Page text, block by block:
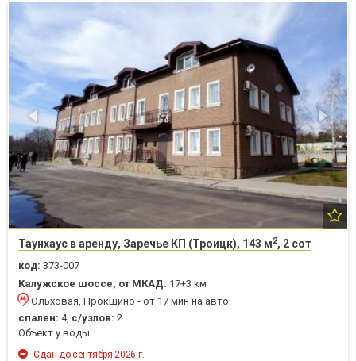
Таунхаус в аренду, Заречье КП (Троицк), 143 м2, 2 сот
код: 373-007
Калужское шоссе, от МКАД: 17+3 км
Ольховая, Прокшино - от 17 мин на авто
спален: 4, с/узлов: 2
Объект у воды
Сдан до сентября 2026 г.